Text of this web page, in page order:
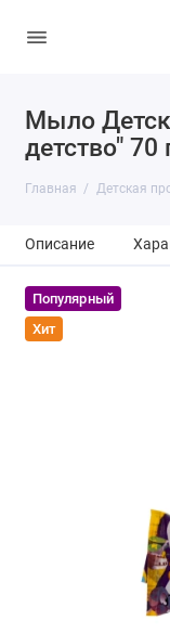
Мыло
детство" 70
Главная Детская
Описание
Популярный
Хит